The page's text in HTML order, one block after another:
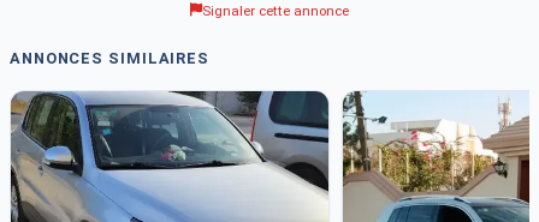
Signaler cette annonce
ANNONCES SIMILAIRES